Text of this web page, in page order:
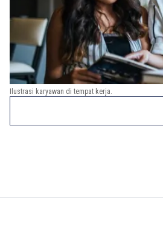
Ilustrasi karyawan di tempat kerja.